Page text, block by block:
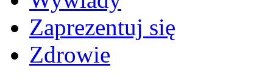
Zaprezentuj się
Zdrowie